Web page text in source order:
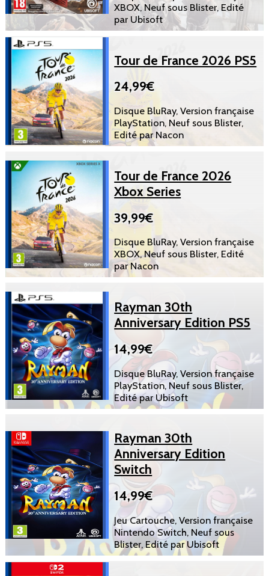
XBOX, Neuf sous Blister, Edité
par Ubisoft
Tour de France 2026 PS5
24,99€
Disque BluRay, Version française
PlayStation, Neuf sous Blister,
Edité par Nacon
Tour de France 2026
Xbox Series
39,99€
Disque BluRay, Version française
XBOX, Neuf sous Blister, Edité
par Nacon
Rayman 30th
Anniversary Edition PS5
14,99€
Disque BluRay, Version française
PlayStation, Neuf sous Blister,
Edité par Ubisoft
Rayman 30th
Anniversary Edition
Switch
14,99€
Jeu Cartouche, Version française
Nintendo Switch, Neuf sous
Blister, Edité par Ubisoft